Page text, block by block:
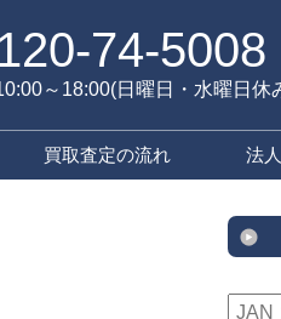
74-5008
～18:00(日曜日・水曜日休
買取査定の流れ 法